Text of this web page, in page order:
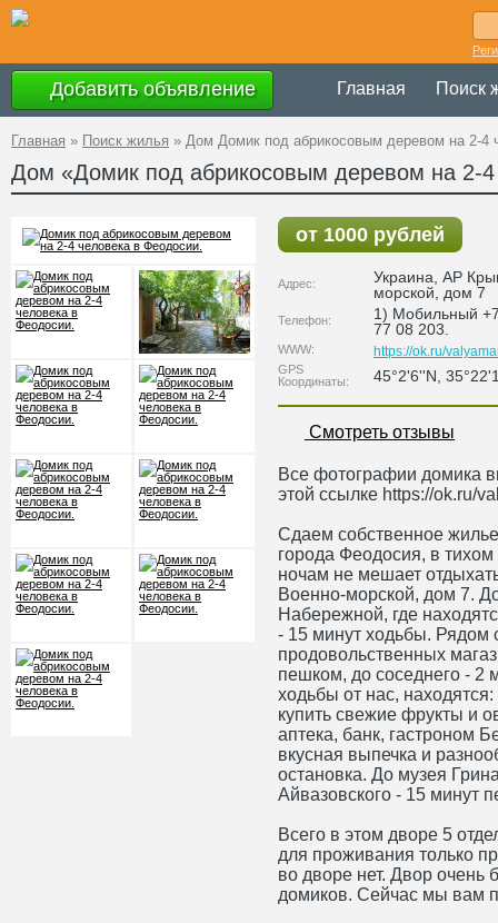
Добавить объявление Главная Поиск
Главная » Поиск жилья » Дом Домик под абрикосовым деревом на 2-4
Дом «Домик под абрикосовым деревом на 2-
от 1000 рублей
Адрес: Украина АР
морской, дом 7
Телефон:
1) Мобильный
77 08 203.
WWW: https://ok.ru/
GPS
Координаты:
45°2'6''N,
Смотреть отзывы
Все фотографии домика
этой ссылке https://ok.ru/
Сдаем собственное
города Феодосия, в
ночам не мешает
Военно-морской, дом 7.
Набережной, где
- 15 минут ходьбы. Рядом
продовольственных
пешком, до соседнего - 2
ходьбы от нас,
купить свежие фрукты и
аптека, банк, гастроном
вкусная выпечка и
остановка. До музея
Айвазовского - 15 минут
Всего в этом дворе 5
для проживания только
во дворе нет. Двор
домиков. Сейчас мы вам